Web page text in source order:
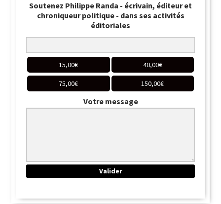
Soutenez Philippe Randa - écrivain, éditeur et
chroniqueur politique - dans ses activités
éditoriales
15,00€ 40,00€
75,00€ 150,00€
Votre message